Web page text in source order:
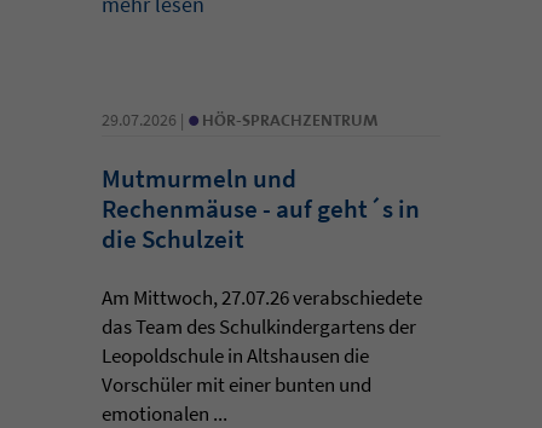
29.07.2026 | • HÖR-SPRACHZENTRUM
Mutmurmeln und
Rechenmäuse - auf geht´s in
die Schulzeit
Am Mittwoch, 27.07.26 verabschiedete
das Team des Schulkindergartens der
Leopoldschule in Altshausen die
Vorschüler mit einer bunten und
emotionalen ...